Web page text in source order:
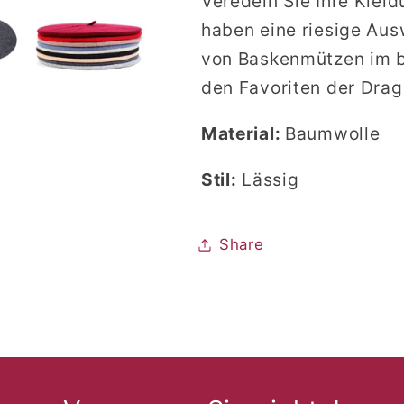
haben eine riesige
von Baskenmützen im
den Favoriten der
Material: Baumwolle
Stil: Lässig
Share